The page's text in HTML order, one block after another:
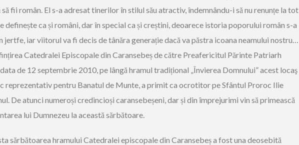
să fii român. El s-a adresat tinerilor în stilul său atractiv, îndemnându-i să nu renunțe la tot
definește ca și români, dar în special ca și creștini, deoarece istoria poporului român s-a
jertfe, iar viitorul va fi decis de tânăra generație dacă va păstra icoana neamului nostru…
Catedralei Episcopale din Caransebeș de către Preafericitul Părinte Patriarh
de 12 septembrie 2010, pe lângă hramul tradițional „Învierea Domnului” acest locaş
reprezentativ pentru Banatul de Munte, a primit ca ocrotitor pe Sfântul Proroc Ilie
De atunci numeroși credincioși caransebeșeni, dar și din împrejurimi vin să primească
lui Dumnezeu la această sărbătoare.
sărbătoarea hramului Catedralei episcopale din Caransebeș a fost una deosebită